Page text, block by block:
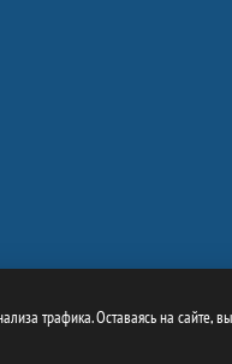
трафика. Оставаясь на сайте,